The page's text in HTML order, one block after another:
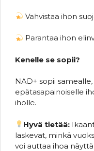
Vahvistaa ihon
Parantaa ihon
Kenelle se sopii?
NAD+ sopii
epätasapainoiselle
iholle.
Hyvä tietää:
laskevat, minkä
voi auttaa ihoa